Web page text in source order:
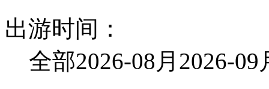
出游时间：
全部2026-08月 2026-09